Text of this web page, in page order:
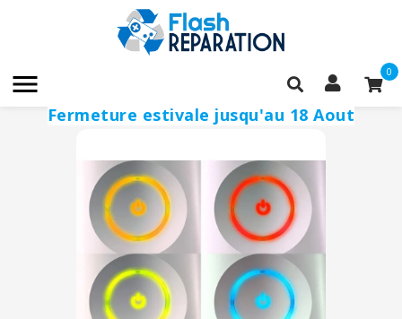
 0
Fermeture estivale jusqu'au 18 Aout